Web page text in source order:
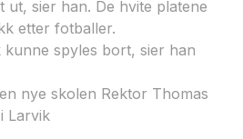
ut, sier han. De hvite platene
etter fotballer.
spyles bort, sier han
nye skolen​ Rektor Thomas
Larvik​